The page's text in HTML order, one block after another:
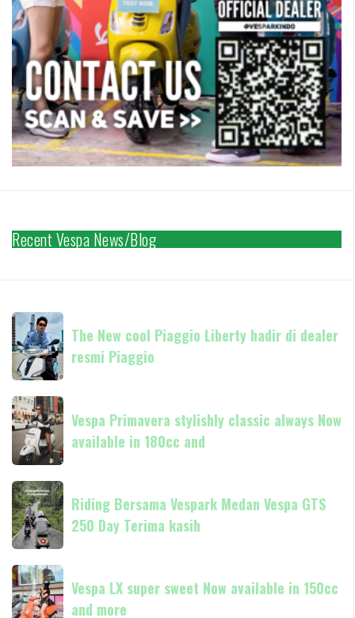
Recent Vespa News/Blog
The
New
cool
Piaggio
Liberty
hadir
di
dealer
Piaggio
The New cool Piaggio Liberty hadir di dealer
resmi Piaggio
Vespa
Primavera
stylishly
classic
always
Now
available
in
and
Vespa Primavera stylishly classic always Now
available in 180cc and
Riding
Bersama
Vespark
Medan
Vespa
GTS
250
Riding Bersama Vespark Medan Vespa GTS
250 Day Terima kasih
Vespa
LX
super
Vespa LX super sweet Now available in 150cc
and more